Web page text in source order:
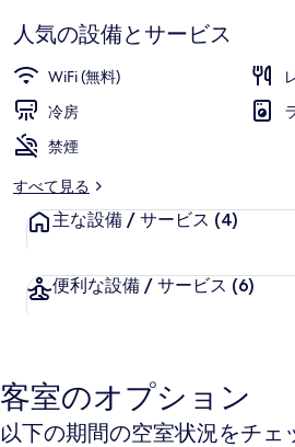
ーで
す
人気の設備とサービス
WiFi (無料)
冷房
禁煙
すべて見る
主な設備 / サービス (4)
便利な設備 / サービス (6)
客室のオプション
以下の期間の空室状況をチェ